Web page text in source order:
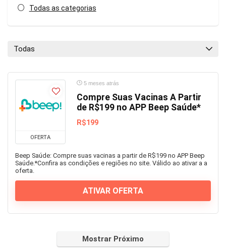
Todas as categorias
Todas
OFERTA
5 meses atrás
Compre Suas Vacinas A Partir
de R$199 no APP Beep Saúde*
R$199
Beep Saúde: Compre suas vacinas a partir de R$199 no APP Beep
Saúde.*Confira as condições e regiões no site. Válido ao ativar a a
oferta.
ATIVAR OFERTA
Mostrar Próximo